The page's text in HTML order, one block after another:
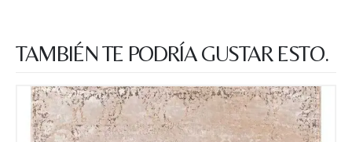
TAMBIÉN TE PODRÍA GUSTAR ESTO.